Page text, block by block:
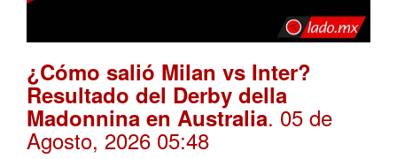
¿Cómo salió Milan vs Inter?
Resultado del Derby della
Madonnina en Australia. 05 de
Agosto, 2026 05:48